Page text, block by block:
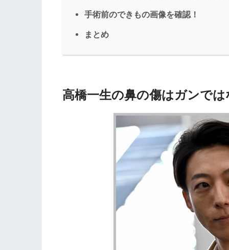
手術前のできもの画像を確認！
まとめ
高橋一生の鼻の傷はガンで